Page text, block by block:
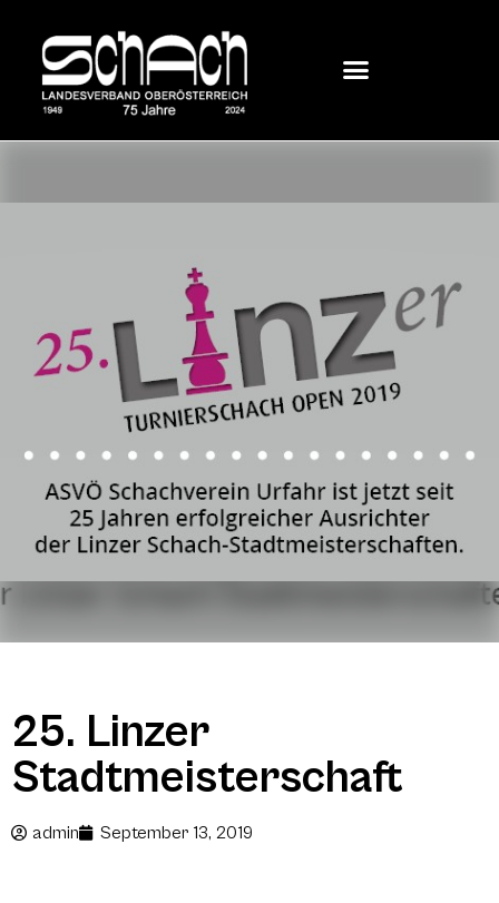
25. Linzer
Stadtmeisterschaft
admin September 13, 2019